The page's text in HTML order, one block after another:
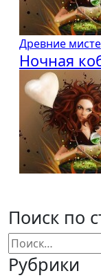
Древние
Ночная
Поиск по
Найти:
Рубрики